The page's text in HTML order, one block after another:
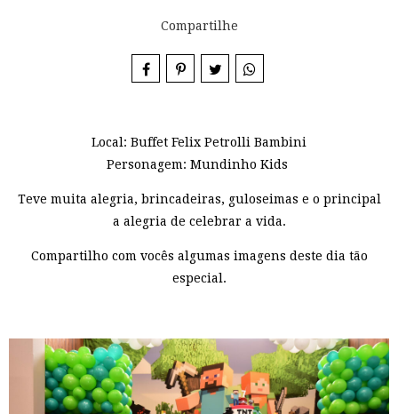
Compartilhe
Local: Buffet Felix Petrolli Bambini
Personagem: Mundinho Kids
Teve muita alegria, brincadeiras, guloseimas e o principal
a alegria de celebrar a vida.
Compartilho com vocês algumas imagens deste dia tão
especial.